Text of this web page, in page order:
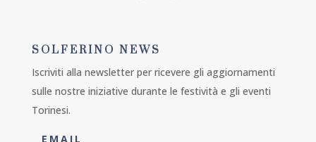
SOLFERINO NEWS
Iscriviti alla newsletter per ricevere gli aggiornamenti
sulle nostre iniziative durante le festività e gli eventi
Torinesi.